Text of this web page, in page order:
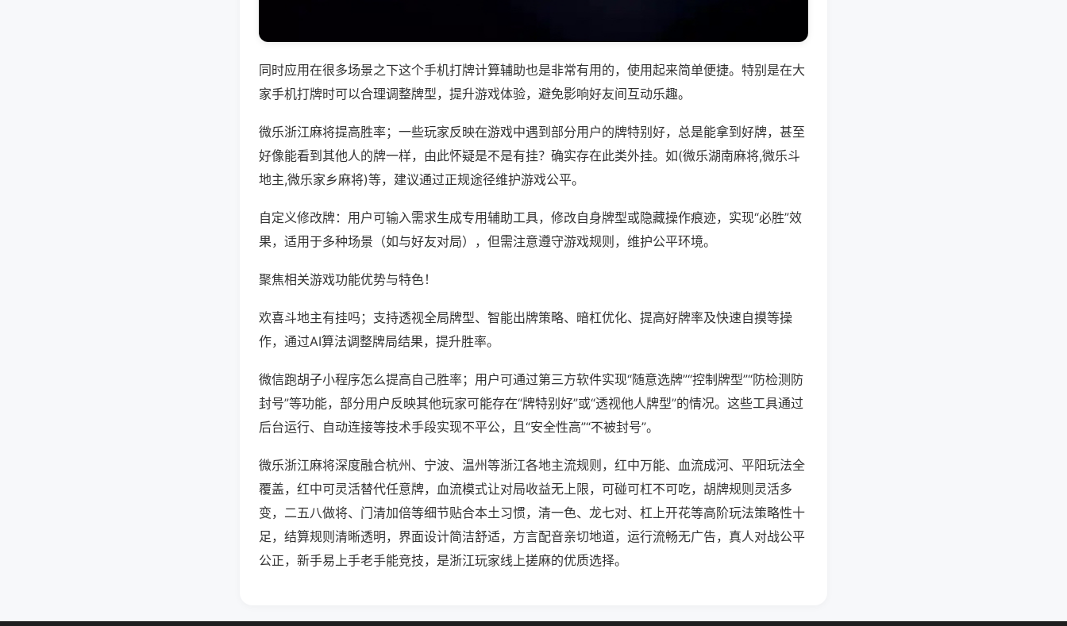
同时应用在很多场景之下这个手机打牌计算辅助也是非常有用的，使用起来简单便捷。特别是在大
家手机打牌时可以合理调整牌型，提升游戏体验，避免影响好友间互动乐趣。
微乐浙江麻将提高胜率；一些玩家反映在游戏中遇到部分用户的牌特别好，总是能拿到好牌，甚至
好像能看到其他人的牌一样，由此怀疑是不是有挂？确实存在此类外挂。如(微乐湖南麻将,微乐斗
地主,微乐家乡麻将)等，建议通过正规途径维护游戏公平。
自定义修改牌：用户可输入需求生成专用辅助工具，修改自身牌型或隐藏操作痕迹，实现“必胜”效
果，适用于多种场景（如与好友对局），但需注意遵守游戏规则，维护公平环境。
聚焦相关游戏功能优势与特色！
欢喜斗地主有挂吗；支持透视全局牌型、智能出牌策略、暗杠优化、提高好牌率及快速自摸等操
作，通过AI算法调整牌局结果，提升胜率。
微信跑胡子小程序怎么提高自己胜率；用户可通过第三方软件实现“随意选牌”“控制牌型”“防检测防
封号”等功能，部分用户反映其他玩家可能存在“牌特别好”或“透视他人牌型”的情况。这些工具通过
后台运行、自动连接等技术手段实现不平公，且“安全性高”“不被封号”。
微乐浙江麻将深度融合杭州、宁波、温州等浙江各地主流规则，红中万能、血流成河、平阳玩法全
覆盖，红中可灵活替代任意牌，血流模式让对局收益无上限，可碰可杠不可吃，胡牌规则灵活多
变，二五八做将、门清加倍等细节贴合本土习惯，清一色、龙七对、杠上开花等高阶玩法策略性十
足，结算规则清晰透明，界面设计简洁舒适，方言配音亲切地道，运行流畅无广告，真人对战公平
公正，新手易上手老手能竞技，是浙江玩家线上搓麻的优质选择。